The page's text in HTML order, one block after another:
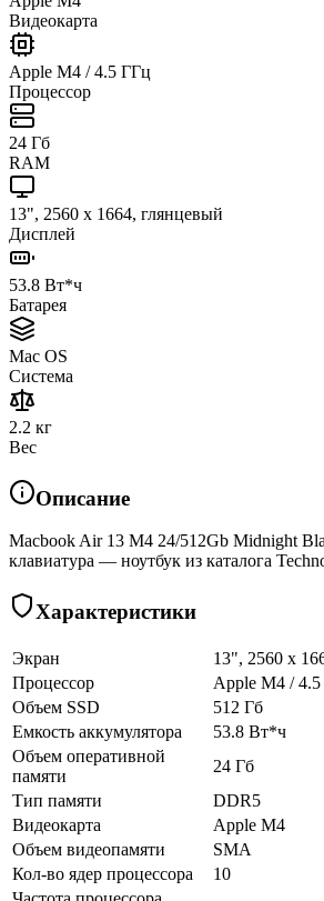
Видеокарта
Apple M4 / 4.5 ГГц
Процессор
24 Гб
RAM
13", 2560 x 1664, глянцевый
Дисплей
53.8 Вт*ч
Батарея
Mac OS
Система
2.2 кг
Вес
Описание
Macbook Air 13 M4 24/512Gb Midnight
клавиатура — ноутбук из каталога
Характеристики
Экран
13", 2560 x
Процессор
Apple M4 /
Объем SSD
512 Гб
Емкость аккумулятора
53.8 Вт*ч
Объем оперативной
памяти
24 Гб
Тип памяти
DDR5
Видеокарта
Apple M4
Объем видеопамяти
SMA
Кол-во ядер процессора
10